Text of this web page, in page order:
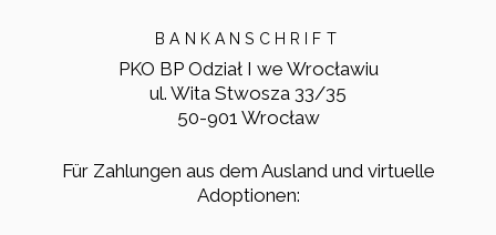
BANKANSCHRIFT
PKO BP Odział I we Wrocławiu
ul. Wita Stwosza 33/35
50-901 Wrocław
Für Zahlungen aus dem Ausland und virtuelle
Adoptionen: